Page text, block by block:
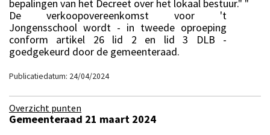
bepalingen van het Decreet over het lokaal bestuur." "
De verkoopovereenkomst voor 't
Jongensschool wordt - in tweede oproeping
conform artikel 26 lid 2 en lid 3 DLB -
goedgekeurd door de gemeenteraad.
Publicatiedatum: 24/04/2024
Overzicht punten
Gemeenteraad 21 maart 2024